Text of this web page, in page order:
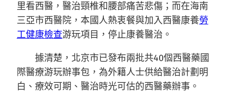
里看西醫，醫治頸椎和腰部痛苦悲傷；而在海南
三亞市西醫院，本國人熱衷餐與加入西醫康養勞
工健康檢查游玩項目，停止康養醫治。
據清楚，北京市已發布兩批共40個西醫藥國
際醫療游玩辦事包，為外籍人士供給醫治計劃明
白、療效可期、醫治時光可估的西醫藥辦事。